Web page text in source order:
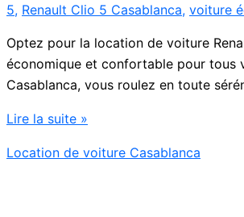
5, Renault Clio 5 Casablanca, voiture
Optez pour la location de voiture
économique et confortable pour tous
Casablanca, vous roulez en toute
Location
Voiture
Lire la suite »
Location de voiture Casablanca